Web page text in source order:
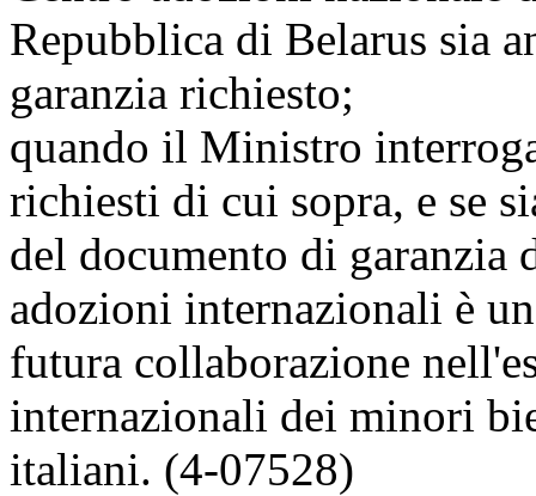
Repubblica di Belarus sia
garanzia richiesto;
quando il Ministro
richiesti di cui sopra, e se
del documento di garanzia
adozioni internazionali è
futura collaborazione
internazionali dei minori
italiani. (4-07528)